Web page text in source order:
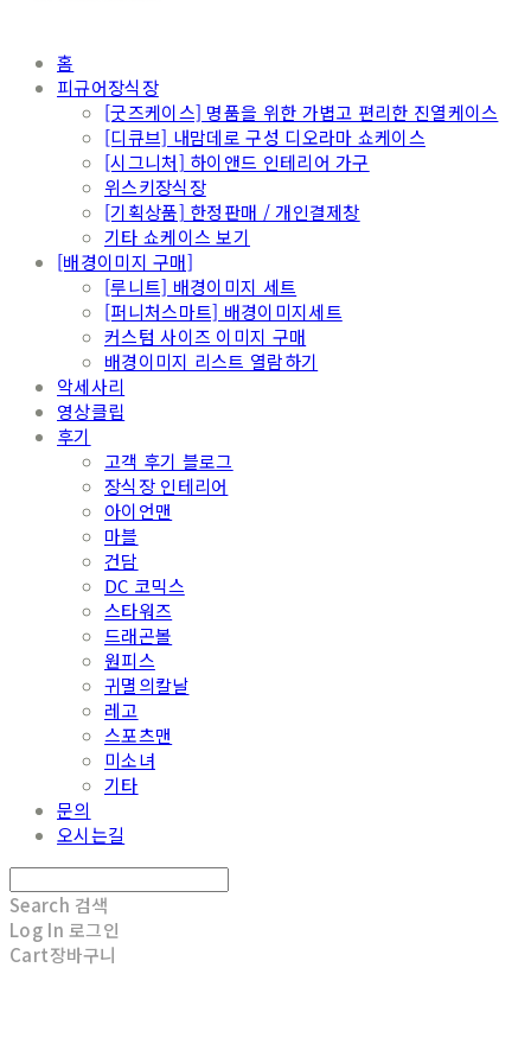
홈
피규어장식장
[굿즈케이스] 명품을 위한 가볍고 편리한 진열케이스
[디큐브] 내맘데로 구성 디오라마 쇼케이스
[시그니처] 하이앤드 인테리어 가구
위스키장식장
[기획상품] 한정판매 / 개인결제창
기타 쇼케이스 보기
[배경이미지 구매]
[루니트] 배경이미지 세트
[퍼니처스마트] 배경이미지세트
커스텀 사이즈 이미지 구매
배경이미지 리스트 열람하기
악세사리
영상클립
후기
고객 후기 블로그
장식장 인테리어
아이언맨
마블
건담
DC 코믹스
스타워즈
드래곤볼
원피스
귀멸의칼날
레고
스포츠맨
미소녀
기타
문의
오시는길
Search 검색
Log In 로그인
Cart장바구니